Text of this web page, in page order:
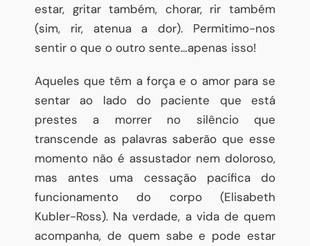
estar, gritar também, chorar, rir também
(sim, rir, atenua a dor). Permitimo-nos
sentir o que o outro sente…apenas isso!
Aqueles que têm a força e o amor para se
sentar ao lado do paciente que está
prestes a morrer no silêncio que
transcende as palavras saberão que esse
momento não é assustador nem doloroso,
mas antes uma cessação pacífica do
funcionamento do corpo (Elisabeth
Kubler-Ross). Na verdade, a vida de quem
acompanha, de quem sabe e pode estar